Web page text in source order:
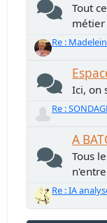
Tout
Re :
Ici, on
Re :
A
Tous
Re : IA